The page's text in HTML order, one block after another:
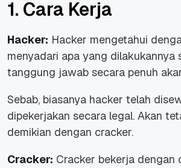
1. Cara Kerja
Hacker: Hacker mengetahui
menyadari apa yang dilakukannya
tanggung jawab secara penuh
Sebab, biasanya hacker telah
dipekerjakan secara legal. Akan
demikian dengan cracker.
Cracker: Cracker bekerja dengan